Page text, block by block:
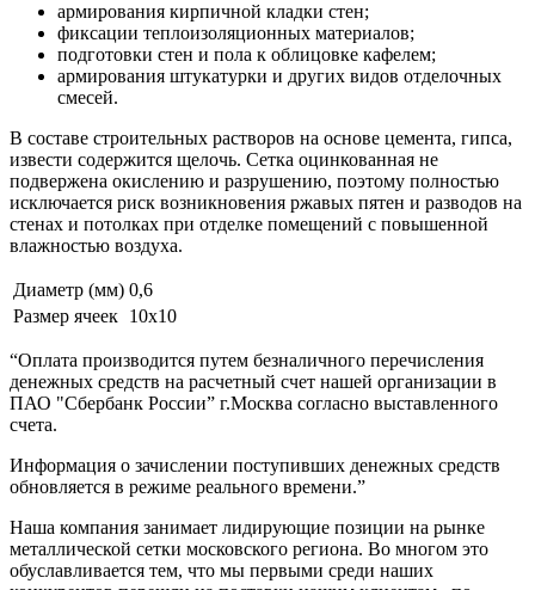
армирования кирпичной кладки стен;
фиксации теплоизоляционных материалов;
подготовки стен и пола к облицовке кафелем;
армирования штукатурки и других видов отделочных
смесей.
В составе строительных растворов на основе цемента, гипса,
извести содержится щелочь. Сетка оцинкованная не
подвержена окислению и разрушению, поэтому полностью
исключается риск возникновения ржавых пятен и разводов на
стенах и потолках при отделке помещений с повышенной
влажностью воздуха.
Диаметр (мм) 0,6
Размер ячеек 10х10
“Оплата производится путем безналичного перечисления
денежных средств на расчетный счет нашей организации в
ПАО "Сбербанк России” г.Москва согласно выставленного
счета.
Информация о зачислении поступивших денежных средств
обновляется в режиме реального времени.”
Наша компания занимает лидирующие позиции на рынке
металлической сетки московского региона. Во многом это
обуславливается тем, что мы первыми среди наших